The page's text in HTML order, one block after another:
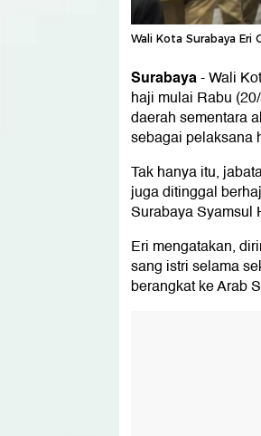
Wali Kota Surabaya
Surabaya-Wali
haji mulai Rabu
daerah sementara
sebagai pelaksana
Tak hanya itu,
juga ditinggal
Surabaya Syamsul
Eri mengatakan,
sang istri selama
berangkat ke Arab